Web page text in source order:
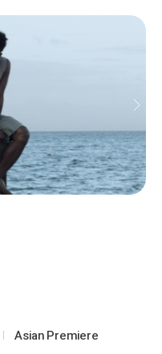
Asian Premiere